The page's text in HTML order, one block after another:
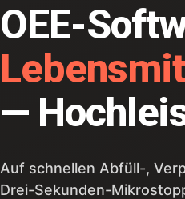
OEE-
—
Auf schnellen Abfüll-,
Drei-Sekunden-